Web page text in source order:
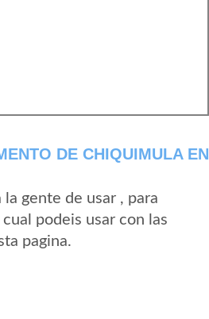
DE CHIQUIMULA EN
gente de usar , para
podeis usar con las
pagina.